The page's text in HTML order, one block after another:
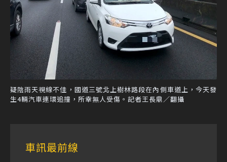
疑陰雨天視線不佳，國道三號北上樹林路段在內側車道上，今天發
生4輛汽車連環追撞，所幸無人受傷。記者王長鼎／翻攝
車訊最前線